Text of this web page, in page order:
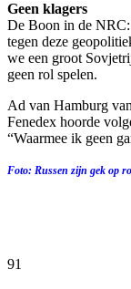
Geen klagers
De Boon in de NRC:
tegen deze
we een groot
geen rol spelen.
Ad van Hamburg
Fenedex hoorde
“Waarmee ik geen
Foto: Russen zijn gek op
91